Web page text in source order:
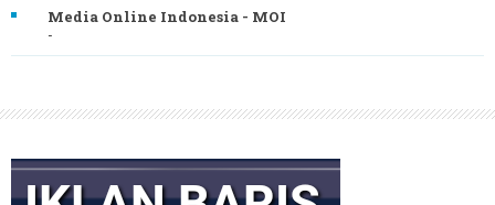
Media Online Indonesia - MOI
-